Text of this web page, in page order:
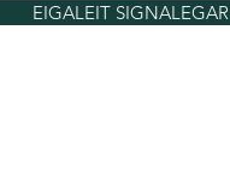
EIGALEIT SIGNALEGAR